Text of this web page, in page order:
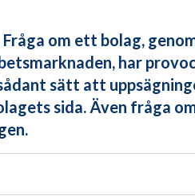
om ett bolag,
har
sätt att
sida. Även fråga